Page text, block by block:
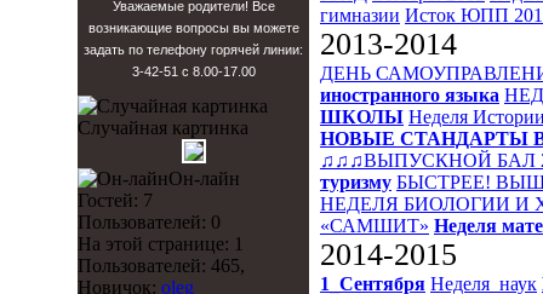
Уважаемые родители! Все
возникающие вопросы вы можете
задать по телефону горячей линии:
3-42-51 с 8.00-17.00
Случайная картинка
Он-лайн
Гостей: 7
Пользователей: 0
На этой странице: 1
Пользователей: 465,
Новичок: oleg
гимназии Исток ЮПП
2013-2014
ДЕНЬ
иностранного языка
ШКОЛЫ Неделя
НОВЫЕ СТАНДАРТЫ
♫♫♫ВЫПУСКНОЙ БАЛ
туризму БЫСТРЕЕ!
НЕДЕЛЯ БИОЛОГИИ И
«САМШИТ» Неделя
2014-2015
1_Сентября Неделя_наук